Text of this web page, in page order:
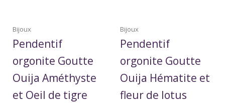
Bijoux
Pendentif
orgonite Goutte
Ouija Améthyste
et Oeil de tigre
Bijoux
Pendentif
orgonite Goutte
Ouija Hématite et
fleur de lotus